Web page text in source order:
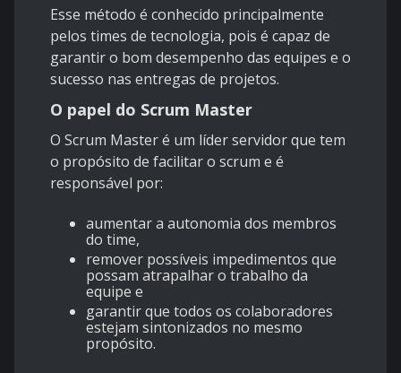
Esse método é conhecido principalmente
pelos times de tecnologia, pois é capaz de
garantir o bom desempenho das equipes e o
sucesso nas entregas de projetos.
O papel do Scrum Master
O Scrum Master é um líder servidor que tem
o propósito de facilitar o scrum e é
responsável por:
aumentar a autonomia dos membros
do time,
remover possíveis impedimentos que
possam atrapalhar o trabalho da
equipe e
garantir que todos os colaboradores
estejam sintonizados no mesmo
propósito.